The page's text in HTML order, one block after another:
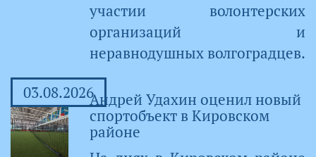
участии волонтерских
организаций и
неравнодушных волгоградцев.
03.08.2026Андрей Удахин оценил новый
спортобъект в Кировском
районе